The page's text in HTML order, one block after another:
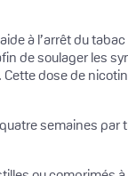
à l’arrêt du
de soulager les
dose de
semaines